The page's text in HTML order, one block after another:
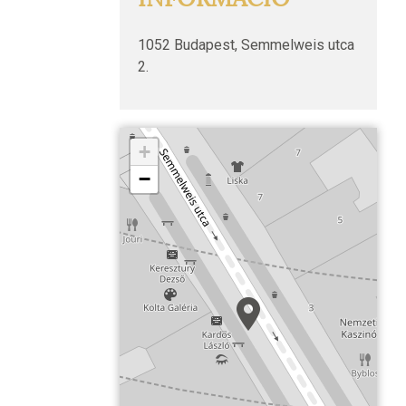
1052 Budapest, Semmelweis utca
2.
+
−